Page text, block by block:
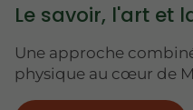
Le savoir, l'art et
Une approche
physique au cœur de